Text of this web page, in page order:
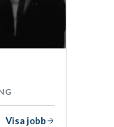
Visa jobb